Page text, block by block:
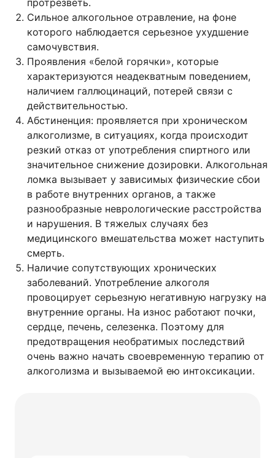
протрезветь.
Сильное алкогольное отравление, на фоне
которого наблюдается серьезное ухудшение
самочувствия.
Проявления «белой горячки», которые
характеризуются неадекватным поведением,
наличием галлюцинаций, потерей связи с
действительностью.
Абстиненция: проявляется при хроническом
алкоголизме, в ситуациях, когда происходит
резкий отказ от употребления спиртного или
значительное снижение дозировки. Алкогольная
ломка вызывает у зависимых физические сбои
в работе внутренних органов, а также
разнообразные неврологические расстройства
и нарушения. В тяжелых случаях без
медицинского вмешательства может наступить
смерть.
Наличие сопутствующих хронических
заболеваний. Употребление алкоголя
провоцирует серьезную негативную нагрузку на
внутренние органы. На износ работают почки,
сердце, печень, селезенка. Поэтому для
предотвращения необратимых последствий
очень важно начать своевременную терапию от
алкоголизма и вызываемой ею интоксикации.